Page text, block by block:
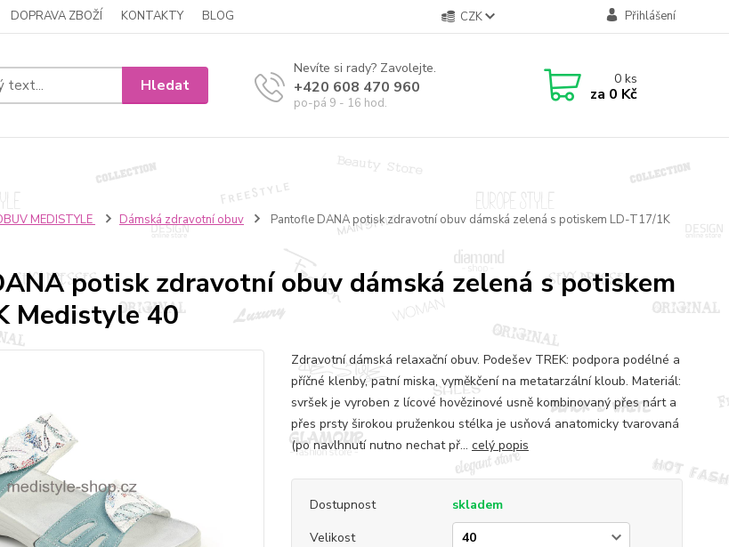
DOPRAVA ZBOŽÍ KONTAKTY BLOG CZK Přihlášení
Hledat
Nevíte si rady? Zavolejte.
+420 608 470 960
po-pá 9 - 16 hod.
0ks
za 0 Kč
MEDISTYLE Dámská zdravotní obuv
Pantofle DANA potisk zdravotní obuv dámská zelená s potiskem LD-T17/1K
potisk zdravotní obuv dámská zelená s potiskem
Medistyle 40
Zdravotní dámská relaxační obuv. Podešev TREK: podpora podélné a
příčné klenby, patní miska, vyměkčení na metatarzální kloub. Materiál:
svršek je vyroben z lícové hovězinové usně kombinovaný přes nárt a
přes prsty širokou pruženkou stélka je usňová anatomicky tvarovaná
(po navlhnutí nutno nechat př... celý popis
Dostupnost
skladem
Velikost